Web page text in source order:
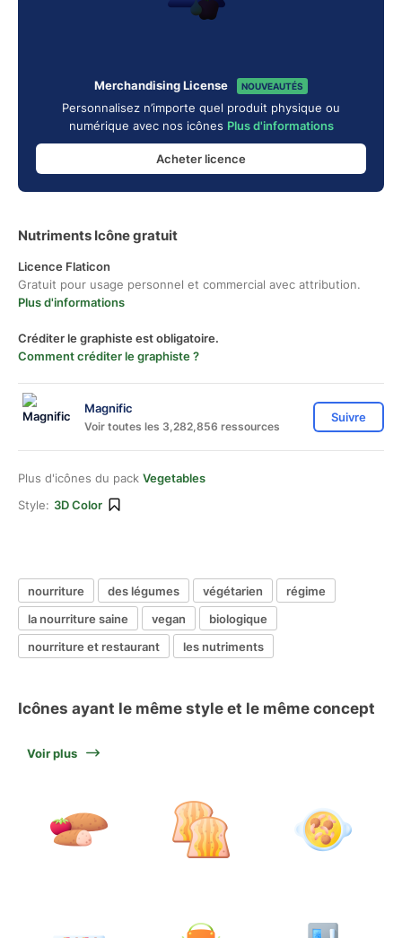
Merchandising License NOUVEAUTÉS
Personnalisez n’importe quel produit physique ou
numérique avec nos icônes Plus d'informations
Acheter licence
Nutriments Icône gratuit
Licence Flaticon
Gratuit pour usage personnel et commercial avec attribution.
Plus d'informations
Créditer le graphiste est obligatoire.
Comment créditer le graphiste ?
Magnific
Voir toutes les 3,282,856 ressources
Suivre
Plus d'icônes du pack Vegetables
Style: 3D Color
nourriture des légumes végétarien
régime
la nourriture saine
vegan
biologique
nourriture et restaurant
les nutriments
Icônes ayant le même style et le même concept
Voir plus